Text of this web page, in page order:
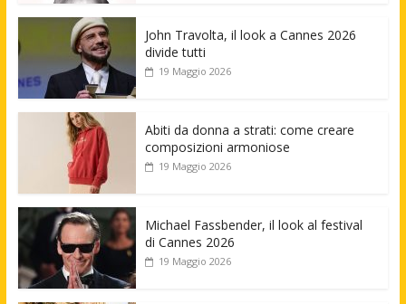
John Travolta, il look a Cannes 2026
divide tutti
19 Maggio 2026
Abiti da donna a strati: come creare
composizioni armoniose
19 Maggio 2026
Michael Fassbender, il look al festival
di Cannes 2026
19 Maggio 2026